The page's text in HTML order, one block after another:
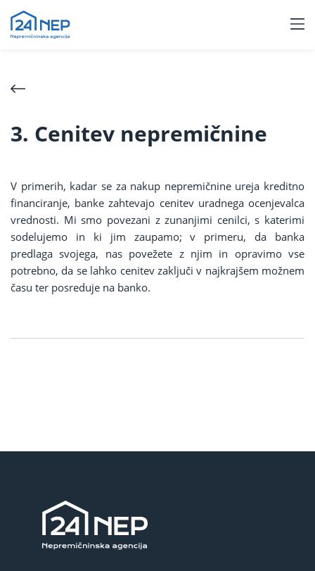
3. Cenitev nepremičnine
V primerih, kadar se za nakup nepremičnine ureja kreditno
financiranje, banke zahtevajo cenitev uradnega ocenjevalca
vrednosti. Mi smo povezani z zunanjimi cenilci, s katerimi
sodelujemo in ki jim zaupamo; v primeru, da banka
predlaga svojega, nas povežete z njim in opravimo vse
potrebno, da se lahko cenitev zaključi v najkrajšem možnem
času ter posreduje na banko.